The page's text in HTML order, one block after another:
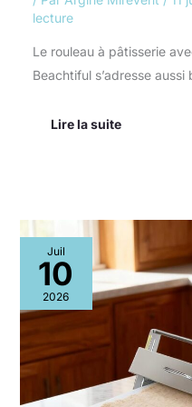
lecture
Le rouleau à pâtisserie
Beachtiful s’adresse
Lire la suite
Juil
10
2026
Test
:
rouleau
à
pâtisserie
ajustable
et
pliable